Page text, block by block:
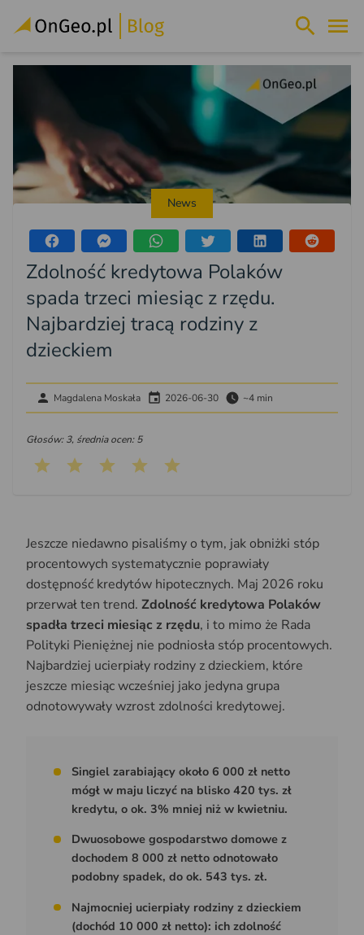
News
Zdolność kredytowa Polaków
spada trzeci miesiąc z rzędu.
Najbardziej tracą rodziny z
dzieckiem
Magdalena Moskała 2026-06-30 ~4 min
Głosów: 3, średnia ocen: 5
Jeszcze niedawno pisaliśmy o tym, jak obniżki stóp
procentowych systematycznie poprawiały
dostępność kredytów hipotecznych. Maj 2026 roku
przerwał ten trend. Zdolność kredytowa Polaków
spadła trzeci miesiąc z rzędu, i to mimo że Rada
Polityki Pieniężnej nie podniosła stóp procentowych.
Najbardziej ucierpiały rodziny z dzieckiem, które
jeszcze miesiąc wcześniej jako jedyna grupa
odnotowywały wzrost zdolności kredytowej.
Singiel zarabiający około 6 000 zł netto
mógł w maju liczyć na blisko 420 tys. zł
kredytu, o ok. 3% mniej niż w kwietniu.
Dwuosobowe gospodarstwo domowe z
dochodem 8 000 zł netto odnotowało
podobny spadek, do ok. 543 tys. zł.
Najmocniej ucierpiały rodziny z dzieckiem
(dochód 10 000 zł netto): ich zdolność